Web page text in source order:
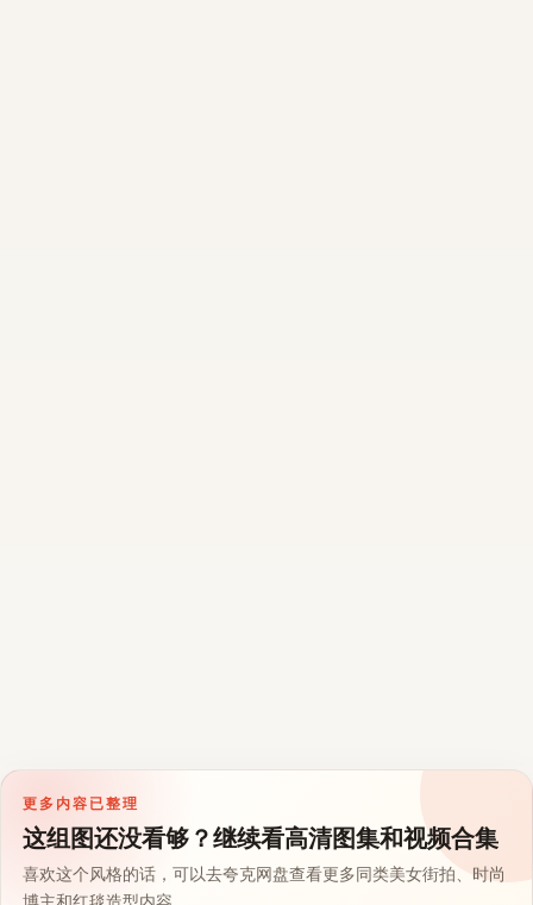
更多内容已整理
这组图还没看够？继续看高清图集和视频合集
喜欢这个风格的话，可以去夸克网盘查看更多同类美女街拍、时尚
博主和红毯造型内容。